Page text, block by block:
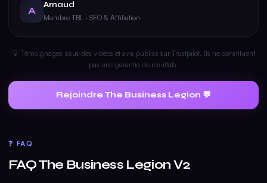
A
Arnaud
Membre TBL · SEO & Affiliation
💡 Témoignages issus des vidéos et avis publics sur Trustpilot. Ils ne constituent
pas une garantie de résultats.
Rejoindre The Business Legion 💬
❓ FAQ
FAQ The Business Legion V2